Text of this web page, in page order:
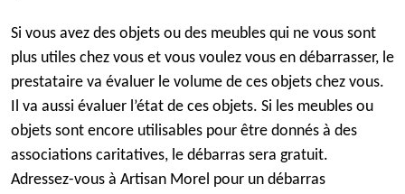
Si vous avez des objets ou des meubles qui ne vous sont
plus utiles chez vous et vous voulez vous en débarrasser, le
prestataire va évaluer le volume de ces objets chez vous.
Il va aussi évaluer l’état de ces objets. Si les meubles ou
objets sont encore utilisables pour être donnés à des
associations caritatives, le débarras sera gratuit.
Adressez-vous à Artisan Morel pour un débarras